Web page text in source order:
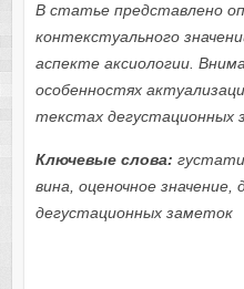
В статье представлено
контекстуального
аспекте аксиологии.
особенностях
текстах дегустационных
Ключевые слова:
вина, оценочное значение,
дегустационных заметок